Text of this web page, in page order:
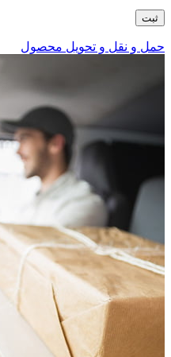
حمل و نقل و تحویل محصول